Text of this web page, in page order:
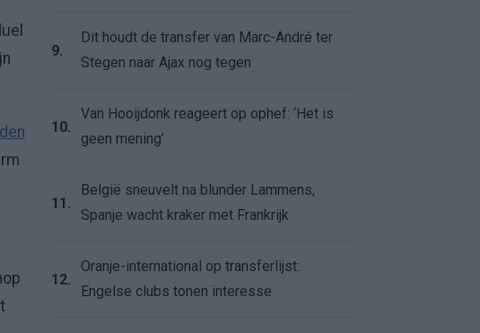
9.
Dit houdt de transfer van Marc-André ter
Stegen naar Ajax nog tegen
10.
Van Hooijdonk reageert op ophef: ‘Het is
geen mening’
11.
België sneuvelt na blunder Lammens,
Spanje wacht kraker met Frankrijk
12.
Oranje-international op transferlijst:
Engelse clubs tonen interesse